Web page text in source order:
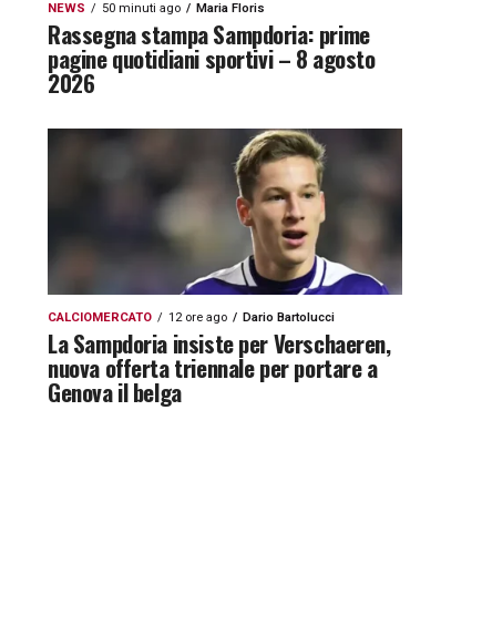
NEWS 50 minuti ago Maria Floris
Rassegna stampa Sampdoria: prime
pagine quotidiani sportivi – 8 agosto
2026
CALCIOMERCATO 12 ore ago Dario Bartolucci
La Sampdoria insiste per Verschaeren,
nuova offerta triennale per portare a
Genova il belga